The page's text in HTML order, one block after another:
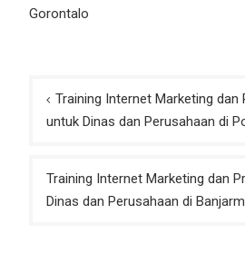
Gorontalo
Post
navigation
Training Internet Marketing dan
untuk Dinas dan Perusahaan di
Training Internet Marketing dan
Dinas dan Perusahaan di